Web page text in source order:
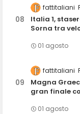
fattitaliani
Italia 1,
Sorna tra
01 agosto
fattitaliani
Magna
gran finale
01 agosto